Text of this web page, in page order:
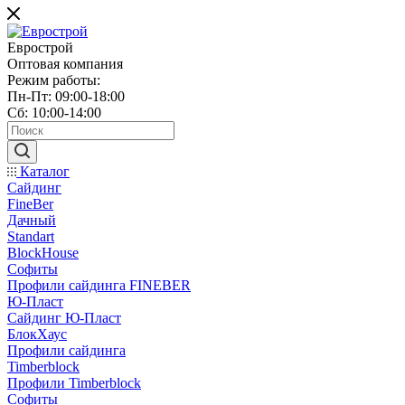
Еврострой
Оптовая компания
Режим работы:
Пн-Пт: 09:00-18:00
Сб: 10:00-14:00
Каталог
Сайдинг
FineBer
Дачный
Standart
BlockHouse
Софиты
Профили сайдинга FINEBER
Ю-Пласт
Сайдинг Ю-Пласт
БлокХаус
Профили сайдинга
Timberblock
Профили Timberblock
Софиты